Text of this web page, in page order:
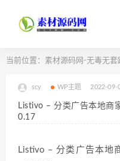
当前位置： 素材源码网-无毒无
scy WP主题 2022-09-
Listivo – 分类广告本地商
0.17
Listivo – 分类广告本地